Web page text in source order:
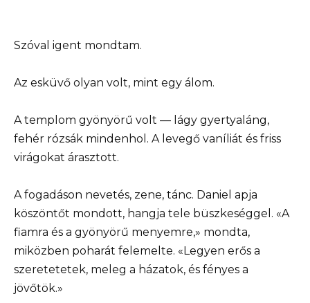
Szóval igent mondtam.
Az esküvő olyan volt, mint egy álom.
A templom gyönyörű volt — lágy gyertyaláng,
fehér rózsák mindenhol. A levegő vaníliát és friss
virágokat árasztott.
A fogadáson nevetés, zene, tánc. Daniel apja
köszöntőt mondott, hangja tele büszkeséggel. «A
fiamra és a gyönyörű menyemre,» mondta,
miközben poharát felemelte. «Legyen erős a
szeretetetek, meleg a házatok, és fényes a
jövőtök.»